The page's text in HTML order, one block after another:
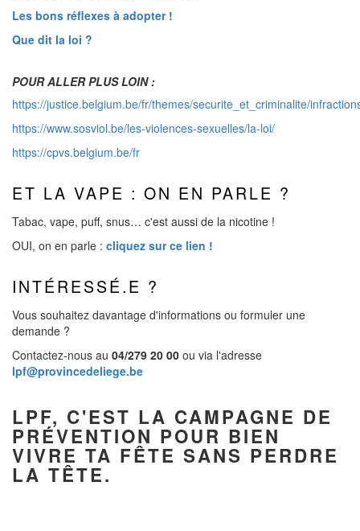
Les bons réflexes à adopter !
Que dit la loi ?
POUR ALLER PLUS LOIN :
https://justice.belgium.be/fr/themes/securite_et_criminalite/
https://www.sosviol.be/les-violences-sexuelles/la-loi/
https://cpvs.belgium.be/fr
ET LA VAPE : ON EN PARLE ?
Tabac, vape, puff, snus… c'est aussi de la nicotine !
OUI, on en parle : cliquez sur ce lien !
INTÉRESSÉ.E ?
Vous souhaitez davantage d'informations ou formuler une
demande ?
Contactez-nous au 04/279 20 00 ou via l'adresse
lpf@provincedeliege.be
LPF, C'EST LA CAMPAGNE DE
PRÉVENTION POUR BIEN
VIVRE TA FÊTE SANS PERDRE
LA TÊTE.